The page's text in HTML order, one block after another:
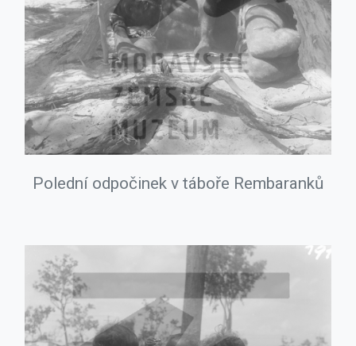
Polední odpočinek v táboře Rembaranků